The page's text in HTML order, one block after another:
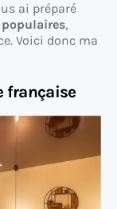
ai préparé
,
Voici donc ma
française